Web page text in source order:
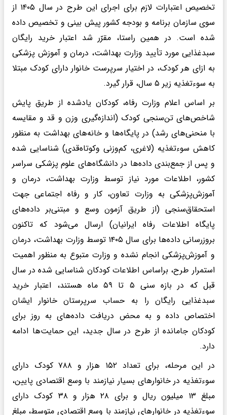
تخصیص اعتبارات لازم برای اجرای این طرح در سال ۱۴۰۵ از
سوی سازمان برنامه و بودجه کشور پیش بینی و تخصیص داده
شده است. در همین راستا، مقرّر شد اعتبار خرید رایگان
سبدغذایی مورد تأیید وزارت بهداشت، درمان و آموزش پزشکی
به ازای هر کودک، در اختیار سرپرست خانوار دارای کودک مبتلا
به سوءتغذیه زیر ۵ سال، قرار گیرد.
بر اساس اعلام وزارت رفاه، کودکان یادشده از طریق پایش
شاخص‌های تن‌سنجی کودک (اندازه‌گیری وزن و قد و مقایسه
با منحنی‌های رشد) در پایگاه‌ها و خانه‌های بهداشت به منظور
کاهش سوءتغذیه (لاغری، کم‌وزنی وکوتاه‌قدی) شناسایی شده
و پس از جمع‌بندی داده‌ها در دانشگاه‌های علوم پزشکی سراسر
کشور، اطلاعات مورد نیاز توسط وزارت بهداشت، درمان و
آموزش‌پزشکی به وزارت تعاون، کار و رفاه اجتماعی جهت
استحقاق‌سنجی (از طریق آزمون وسع و مبتنی‌بر داده‌های
پایگاه اطلاعات رفاه ایرانیان) ارسال می‌شود که تاکنون
بروزرسانی داده‌ها برای سال ۱۴۰۵ توسط وزارت بهداشت، درمان
و آموزش‌پزشکی انجام نشده و وزارت متبوع به منظور اهمیت
استمرار طرح، براساس اطلاعات کودکان شناسایی شده در سال
قبل که در بازه سنی ۵ تا ۵۹ ماه هستند، اعتبار خرید
سبدغذایی رایگان را به حساب سرپرستان خانوار ایشان
اختصاص داده و به محض دریافت داده‌های به روز برای
کودکان جامانده از طرح در سال جدید، این حمایت‌ها ادامه
دارد.
در این مرحله، برای تعداد ۱۵۲ هزار و ۷۸۸ کودک دارای
سوءتغذیه در خانوارهای بسیار نیازمند با وسع اقتصادی پایین،
مبلغ ۱۳ میلیون ریال و برای ۲۸ هزار و ۳۸ کودک دارای
سوءتغذیه در خانوارهای نیازمند با وسع اقتصادی متوسط، مبلغ